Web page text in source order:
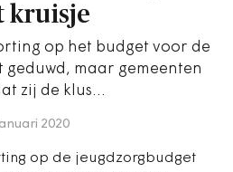
kruisje
op het budget voor de
maar gemeenten
zij de klus…
2020
op de jeugdzorgbudget